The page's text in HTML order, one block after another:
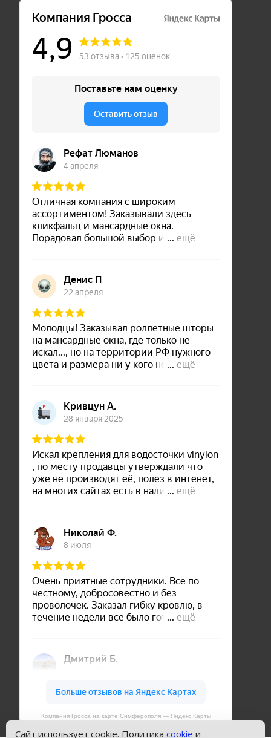
Компания Гросса на карте Симферополя — Яндекс Карты
Сайт использует cookie. Политика cookie и